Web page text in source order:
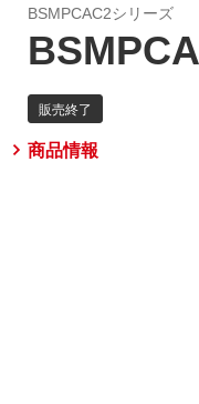
BSMPCAC2シリーズ
商品情報